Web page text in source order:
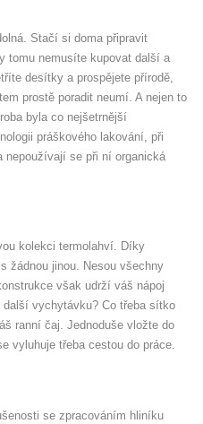
Stačí si doma připravit
tomu nemusíte kupovat další a
desítky a prospějete přírodě,
prostě poradit neumí. A nejen to
byla co nejšetrnější
práškového lakování, při
nepoužívají se při ní organická
kolekci termolahví. Díky
žádnou jinou. Nesou všechny
však udrží váš nápoj
vychytávku? Co třeba sítko
ranní čaj. Jednoduše vložte do
vyluhuje třeba cestou do práce.
se zpracováním hliníku